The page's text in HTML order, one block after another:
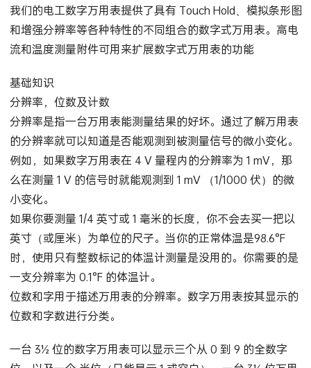
万用表，大部分都满足安全标准。
我们的电工数字万用表提供了具有 Touch Hold、模拟条形图
和增强分辨率等各种特性的不同组合的数字式万用表。高电
基础知识
分辨率，位数及计数
分辨率是指一台万用表能测量结果的好坏。通过了解万用表
的分辨率就可以知道是否能观测到被测量信号的微小变化。
例如，如果数字万用表在 4 V 量程内的分辨率为 1 mV，那
么在测量 1 V 的信号时就能观测到 1 mV （1/1000 伏）的微
小变化。
如果你要测量 1/4 英寸或 1 毫米的长度，你不会去买一把以
英寸（或厘米）为单位的尺子。当你的正常体温是98.6°F
时，使用只有整数标记的体温计测量是没用的。你需要的是
一支分辨率为 0.1°F 的体温计。
位数和字用于描述万用表的分辨率。数字万用表按其显示的